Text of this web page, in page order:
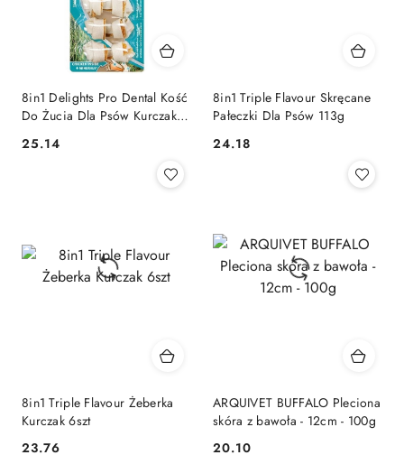
8in1 Delights Pro Dental Kość
Do Żucia Dla Psów Kurczak
Cena:
25.14
8in1 Triple Flavour Skręcane
Pałeczki Dla Psów 113g
Cena:
24.18
8in1 Triple Flavour Żeberka
Kurczak 6szt
23.76
ARQUIVET BUFFALO Pleciona
skóra z bawoła - 12cm - 100g
20.10